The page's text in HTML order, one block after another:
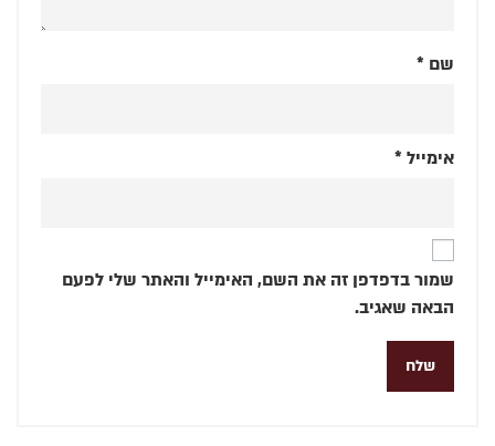
שם *
אימייל *
שמור בדפדפן זה את השם, האימייל והאתר שלי לפעם
הבאה שאגיב.